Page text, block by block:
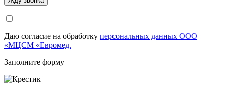
Даю согласие на обработку персональных данных ООО
«МЦСМ «Евромед.
Заполните форму